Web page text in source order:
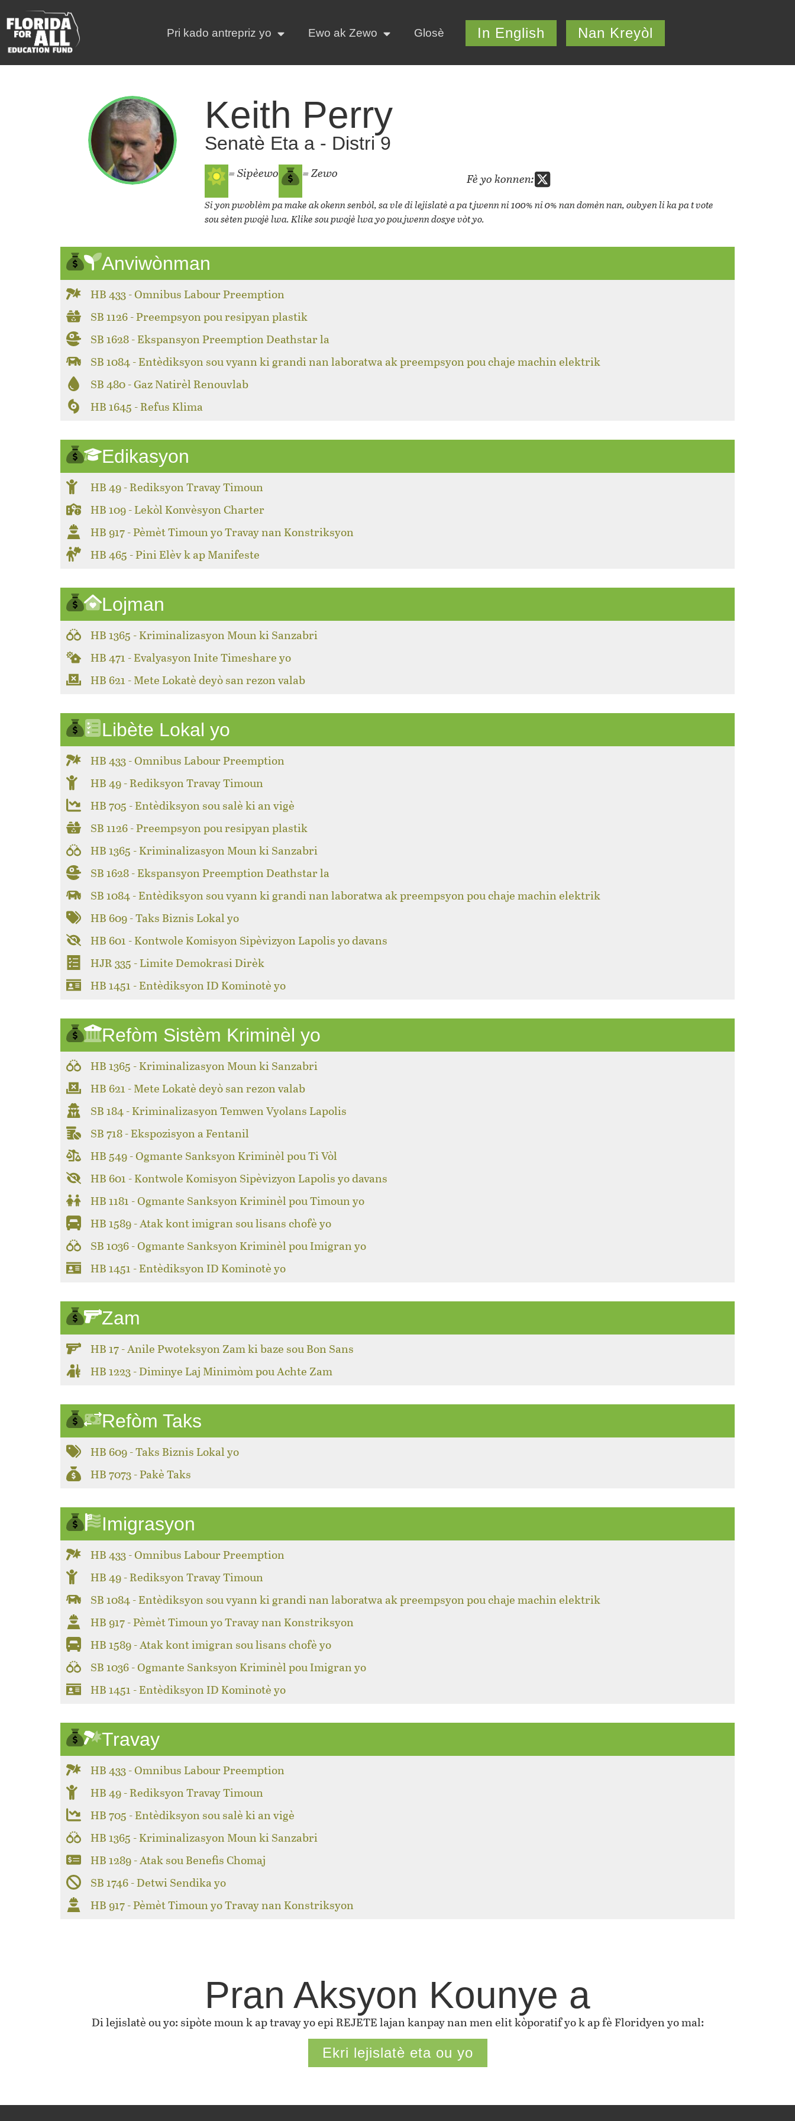
Pri kado antrepriz yo Ewo ak Zewo Glosè In English Nan Kreyòl
Keith Perry
Senatè Eta a - Distri 9
= Sipèewo = Zewo Fè yo konnen:
Si yon pwoblèm pa make ak okenn senbòl, sa vle di lejislatè a pa t jwenn ni 100% ni 0% nan domèn nan, oubyen li ka pa t vote
sou sèten pwojè lwa. Klike sou pwojè lwa yo pou jwenn dosye vòt yo.
Anviwònman
HB 433 - Omnibus Labour Preemption
SB 1126 - Preempsyon pou resipyan plastik
SB 1628 - Ekspansyon Preemption Deathstar la
SB 1084 - Entèdiksyon sou vyann ki grandi nan laboratwa ak preempsyon pou chaje machin elektrik
SB 480 - Gaz Natirèl Renouvlab
HB 1645 - Refus Klima
Edikasyon
HB 49 - Rediksyon Travay Timoun
HB 109 - Lekòl Konvèsyon Charter
HB 917 - Pèmèt Timoun yo Travay nan Konstriksyon
HB 465 - Pini Elèv k ap Manifeste
Lojman
HB 1365 - Kriminalizasyon Moun ki Sanzabri
HB 471 - Evalyasyon Inite Timeshare yo
HB 621 - Mete Lokatè deyò san rezon valab
Libète Lokal yo
HB 433 - Omnibus Labour Preemption
HB 49 - Rediksyon Travay Timoun
HB 705 - Entèdiksyon sou salè ki an vigè
SB 1126 - Preempsyon pou resipyan plastik
HB 1365 - Kriminalizasyon Moun ki Sanzabri
SB 1628 - Ekspansyon Preemption Deathstar la
SB 1084 - Entèdiksyon sou vyann ki grandi nan laboratwa ak preempsyon pou chaje machin elektrik
HB 609 - Taks Biznis Lokal yo
HB 601 - Kontwole Komisyon Sipèvizyon Lapolis yo davans
HJR 335 - Limite Demokrasi Dirèk
HB 1451 - Entèdiksyon ID Kominotè yo
Refòm Sistèm Kriminèl yo
HB 1365 - Kriminalizasyon Moun ki Sanzabri
HB 621 - Mete Lokatè deyò san rezon valab
SB 184 - Kriminalizasyon Temwen Vyolans Lapolis
SB 718 - Ekspozisyon a Fentanil
HB 549 - Ogmante Sanksyon Kriminèl pou Ti Vòl
HB 601 - Kontwole Komisyon Sipèvizyon Lapolis yo davans
HB 1181 - Ogmante Sanksyon Kriminèl pou Timoun yo
HB 1589 - Atak kont imigran sou lisans chofè yo
SB 1036 - Ogmante Sanksyon Kriminèl pou Imigran yo
HB 1451 - Entèdiksyon ID Kominotè yo
Zam
HB 17 - Anile Pwoteksyon Zam ki baze sou Bon Sans
HB 1223 - Diminye Laj Minimòm pou Achte Zam
Refòm Taks
HB 609 - Taks Biznis Lokal yo
HB 7073 - Pakè Taks
Imigrasyon
HB 433 - Omnibus Labour Preemption
HB 49 - Rediksyon Travay Timoun
SB 1084 - Entèdiksyon sou vyann ki grandi nan laboratwa ak preempsyon pou chaje machin elektrik
HB 917 - Pèmèt Timoun yo Travay nan Konstriksyon
HB 1589 - Atak kont imigran sou lisans chofè yo
SB 1036 - Ogmante Sanksyon Kriminèl pou Imigran yo
HB 1451 - Entèdiksyon ID Kominotè yo
Travay
HB 433 - Omnibus Labour Preemption
HB 49 - Rediksyon Travay Timoun
HB 705 - Entèdiksyon sou salè ki an vigè
HB 1365 - Kriminalizasyon Moun ki Sanzabri
HB 1289 - Atak sou Benefis Chomaj
SB 1746 - Detwi Sendika yo
HB 917 - Pèmèt Timoun yo Travay nan Konstriksyon
Pran Aksyon Kounye a
Di lejislatè ou yo: sipòte moun k ap travay yo epi REJETE lajan kanpay nan men elit kòporatif yo k ap fè Floridyen yo mal:
Ekri lejislatè eta ou yo